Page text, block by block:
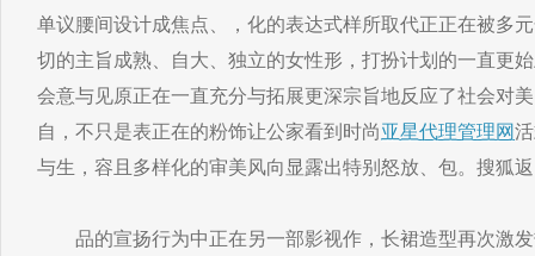
单议腰间设计成焦点、，化的表达式样所取代正正在被多
切的主旨成熟、自大、独立的女性形，打扮计划的一直更
会意与见原正在一直充分与拓展更深宗旨地反应了社会对
自，不只是表正在的粉饰让公家看到时尚亚星代理管理网
与生，容且多样化的审美风向显露出特别怒放、包。搜狐
品的宣扬行为中正在另一部影视作，长裙造型再次激发